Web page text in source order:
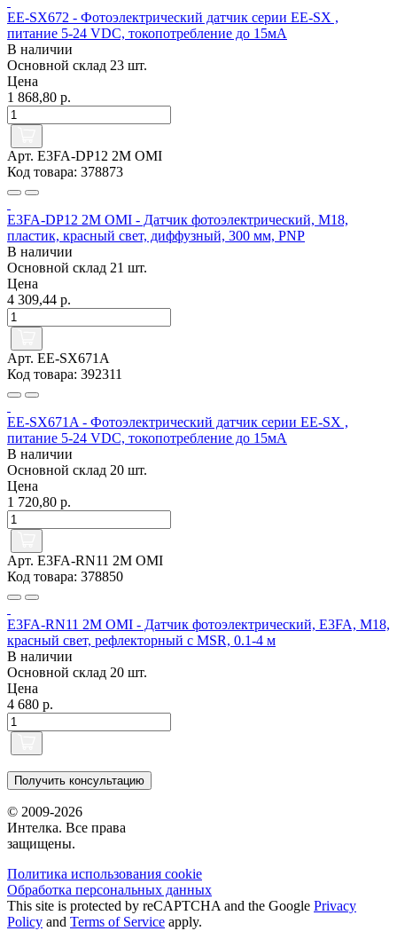
EE-SX672 - Фотоэлектрический датчик серии EE-SX ,
питание 5-24 VDC, токопотребление до 15мА
В наличии
Основной склад 23 шт.
Цена
1 868,80 р.
Арт. E3FA-DP12 2M OMI
Код товара: 378873
E3FA-DP12 2M OMI - Датчик фотоэлектрический, M18,
пластик, красный свет, диффузный, 300 мм, PNP
В наличии
Основной склад 21 шт.
Цена
4 309,44 р.
Арт. EE-SX671A
Код товара: 392311
EE-SX671A - Фотоэлектрический датчик серии EE-SX ,
питание 5-24 VDC, токопотребление до 15мА
В наличии
Основной склад 20 шт.
Цена
1 720,80 р.
Арт. E3FA-RN11 2M OMI
Код товара: 378850
E3FA-RN11 2M OMI - Датчик фотоэлектрический, E3FA, M18,
красный свет, рефлекторный с MSR, 0.1-4 м
В наличии
Основной склад 20 шт.
Цена
4 680 р.
Получить консультацию
© 2009-2026
Интелка. Все права
защищены.
Политика использования сookie
Обработка персональных данных
This site is protected by reCAPTCHA and the Google Privacy
Policy and Terms of Service apply.